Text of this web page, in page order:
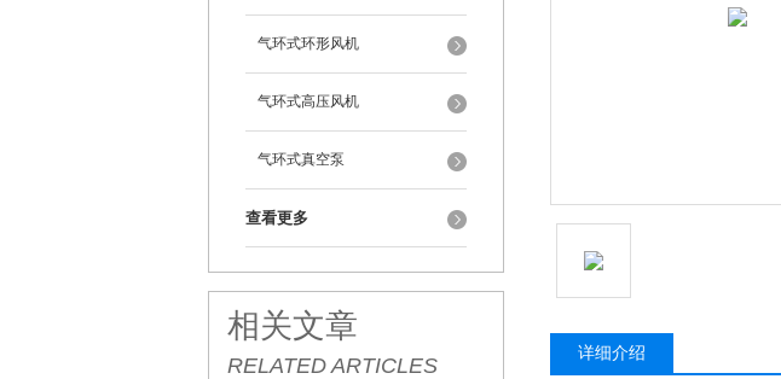
气环式环形风机
气环式高压风机
气环式真空泵
查看更多
相关文章
RELATED ARTICLES
详细介绍